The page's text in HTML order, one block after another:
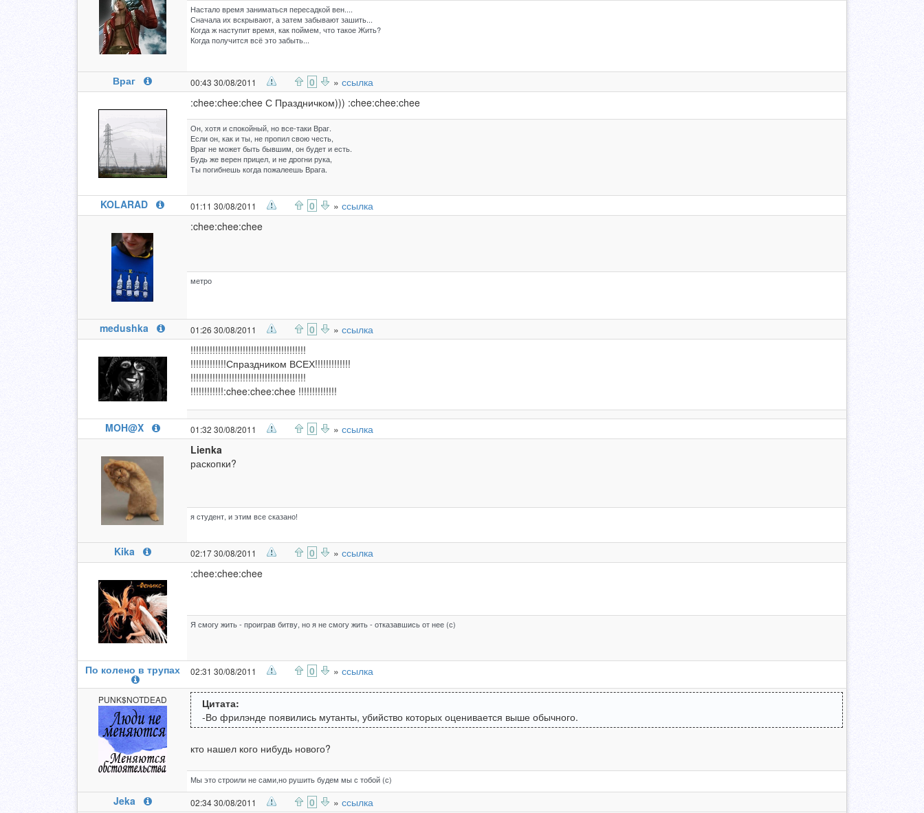
Настало время заниматься пересадкой вен....
Сначала их вскрывают, а затем забывают зашить...
Когда ж наступит время, как поймем, что такое Жить?
Когда получится всё это забыть...
Враг 00:43 30/08/2011 0 » ссылка
:chee:chee:chee С Праздничком))) :chee:chee:chee
Он, хотя и спокойный, но все-таки Враг.
Если он, как и ты, не пропил свою честь,
Враг не может быть бывшим, он будет и есть.
Будь же верен прицел, и не дрогни рука,
Ты погибнешь когда пожалеешь Врага.
KOLARAD 01:11 30/08/2011 0 » ссылка
:chee:chee:chee
метро
medushka 01:26 30/08/2011 0 » ссылка
!!!!!!!!!!!!!!!!!!!!!!!!!!!!!!!!!!!!!!!!!!
!!!!!!!!!!!!!Спраздником ВСЕХ!!!!!!!!!!!!!
!!!!!!!!!!!!!!!!!!!!!!!!!!!!!!!!!!!!!!!!!!
!!!!!!!!!!!!:chee:chee:chee !!!!!!!!!!!!!!
MOH@X 01:32 30/08/2011 0 » ссылка
Lienka
раскопки?
я студент, и этим все сказано!
Kika 02:17 30/08/2011 0 » ссылка
:chee:chee:chee
Я смогу жить - проиграв битву, но я не смогу жить - отказавшись от нее (с)
По колено в трупах 02:31 30/08/2011 0 » ссылка
PUNK$NOTDEAD
Цитата:
-Во фрилэнде появились мутанты, убийство которых оценивается выше обычного.
кто нашел кого нибудь нового?
Мы это строили не сами,но рушить будем мы с тобой (с)
Jeka 02:34 30/08/2011 0 » ссылка